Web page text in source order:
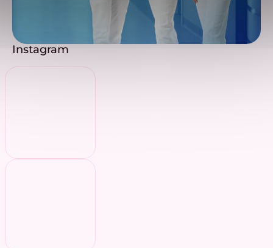
Instagram